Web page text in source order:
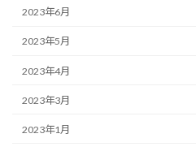
2023年6月
2023年5月
2023年4月
2023年3月
2023年1月